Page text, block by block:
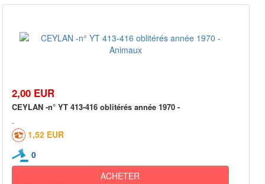
2,00 EUR
CEYLAN -n° YT 413-416 oblitérés année 1970 -
1,52 EUR
0
ACHETER